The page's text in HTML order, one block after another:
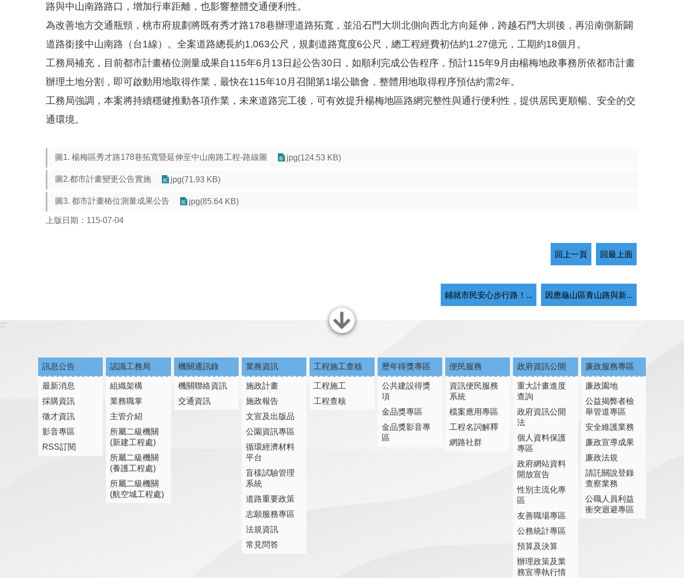
路與中山南路路口，增加行車距離，也影響整體交通便利性。
為改善地方交通瓶頸，桃市府規劃將既有秀才路178巷辦理道路拓寬，並沿石門大圳北側向西北方向延伸，跨越石門大圳後，再沿南側新闢
道路銜接中山南路（台1線）。全案道路總長約1,063公尺，規劃道路寬度6公尺，總工程經費初估約1.27億元，工期約18個月。
工務局補充，目前都市計畫樁位測量成果自115年6月13日起公告30日，如順利完成公告程序，預計115年9月由楊梅地政事務所依都市計畫
辦理土地分割，即可啟動用地取得作業，最快在115年10月召開第1場公聽會，整體用地取得程序預估約需2年。
工務局強調，本案將持續穩健推動各項作業，未來道路完工後，可有效提升楊梅地區路網完整性與通行便利性，提供居民更順暢、安全的交
通環境。
圖1. 楊梅區秀才路178巷拓寬暨延伸至中山南路工程-路線圖 jpg(124.53 KB)
圖2.都市計畫變更公告實施 jpg(71.93 KB)
圖3. 都市計畫樁位測量成果公告 jpg(85.64 KB)
上版日期：115-07-04
回上一頁 回最上面
鋪就市民安心步行路！... 因應龜山區青山路與新...
關閉
:::
訊息公告
最新消息
採購資訊
徵才資訊
影音專區
RSS訂閱
認識工務局
組織架構
業務職掌
主管介紹
所屬二級機關
(新建工程處)
所屬二級機關
(養護工程處)
所屬二級機關
(航空城工程處)
機關通訊錄
機關聯絡資訊
交通資訊
業務資訊
施政計畫
施政報告
文宣及出版品
公園資訊專區
循環經濟材料
平台
盲樣試驗管理
系統
道路重要政策
志願服務專區
法規資訊
常見問答
工程施工查核
工程施工
工程查核
歷年得獎專區
公共建設得獎
項
金品獎專區
金品獎影音專
區
便民服務
資訊便民服務
系統
檔案應用專區
工程名詞解釋
網路社群
政府資訊公開
重大計畫進度
查詢
政府資訊公開
法
個人資料保護
專區
政府網站資料
開放宣告
性別主流化專
區
友善職場專區
公務統計專區
預算及決算
辦理政策及業
務宣導執行情
廉政服務專區
廉政園地
公益揭弊者檢
舉管道專區
安全維護業務
廉政宣導成果
廉政法規
請託關說登錄
查察業務
公職人員利益
衝突迴避專區